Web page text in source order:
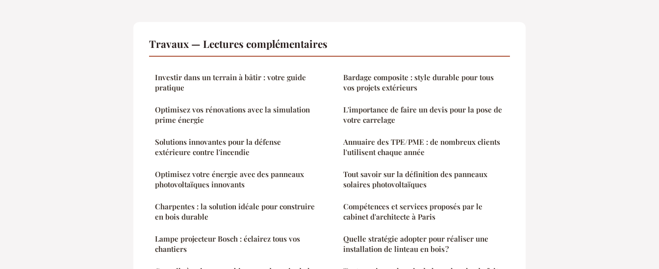
Travaux — Lectures complémentaires
Investir dans un terrain à bâtir : votre guide
pratique
Optimisez vos rénovations avec la simulation
prime énergie
Solutions innovantes pour la défense
extérieure contre l'incendie
Optimisez votre énergie avec des panneaux
photovoltaïques innovants
Charpentes : la solution idéale pour construire
en bois durable
Lampe projecteur Bosch : éclairez tous vos
chantiers
Bardage composite : style durable pour tous
vos projets extérieurs
L'importance de faire un devis pour la pose de
votre carrelage
Annuaire des TPE/PME : de nombreux clients
l'utilisent chaque année
Tout savoir sur la définition des panneaux
solaires photovoltaïques
Compétences et services proposés par le
cabinet d'architecte à Paris
Quelle stratégie adopter pour réaliser une
installation de linteau en bois ?